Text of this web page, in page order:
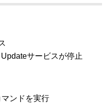
サービスが停止
ンドを実行